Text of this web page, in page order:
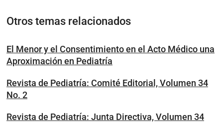
Otros temas relacionados
El Menor y el Consentimiento en el Acto Médico una
Aproximación en Pediatría
Revista de Pediatría: Comité Editorial, Volumen 34
No. 2
Revista de Pediatría: Junta Directiva, Volumen 34